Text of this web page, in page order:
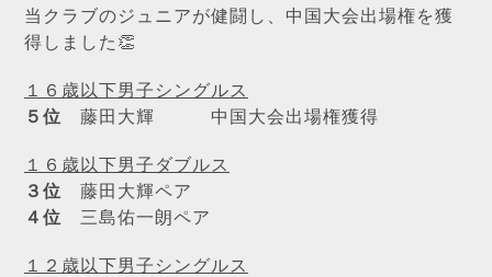
当クラブのジュニアが健闘し、中国大会出場権を獲
得しました👏
１６歳以下男子シングルス
５位 藤田大輝 中国大会出場権獲得
１６歳以下男子ダブルス
３位 藤田大輝ペア
４位 三島佑一朗ペア
１２歳以下男子シングルス